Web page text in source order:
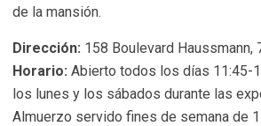
de la mansión.
Dirección: 158 Boulevard Haussmann,
Horario: Abierto todos los días 11:45-
los lunes y los sábados durante las
Almuerzo servido fines de semana de